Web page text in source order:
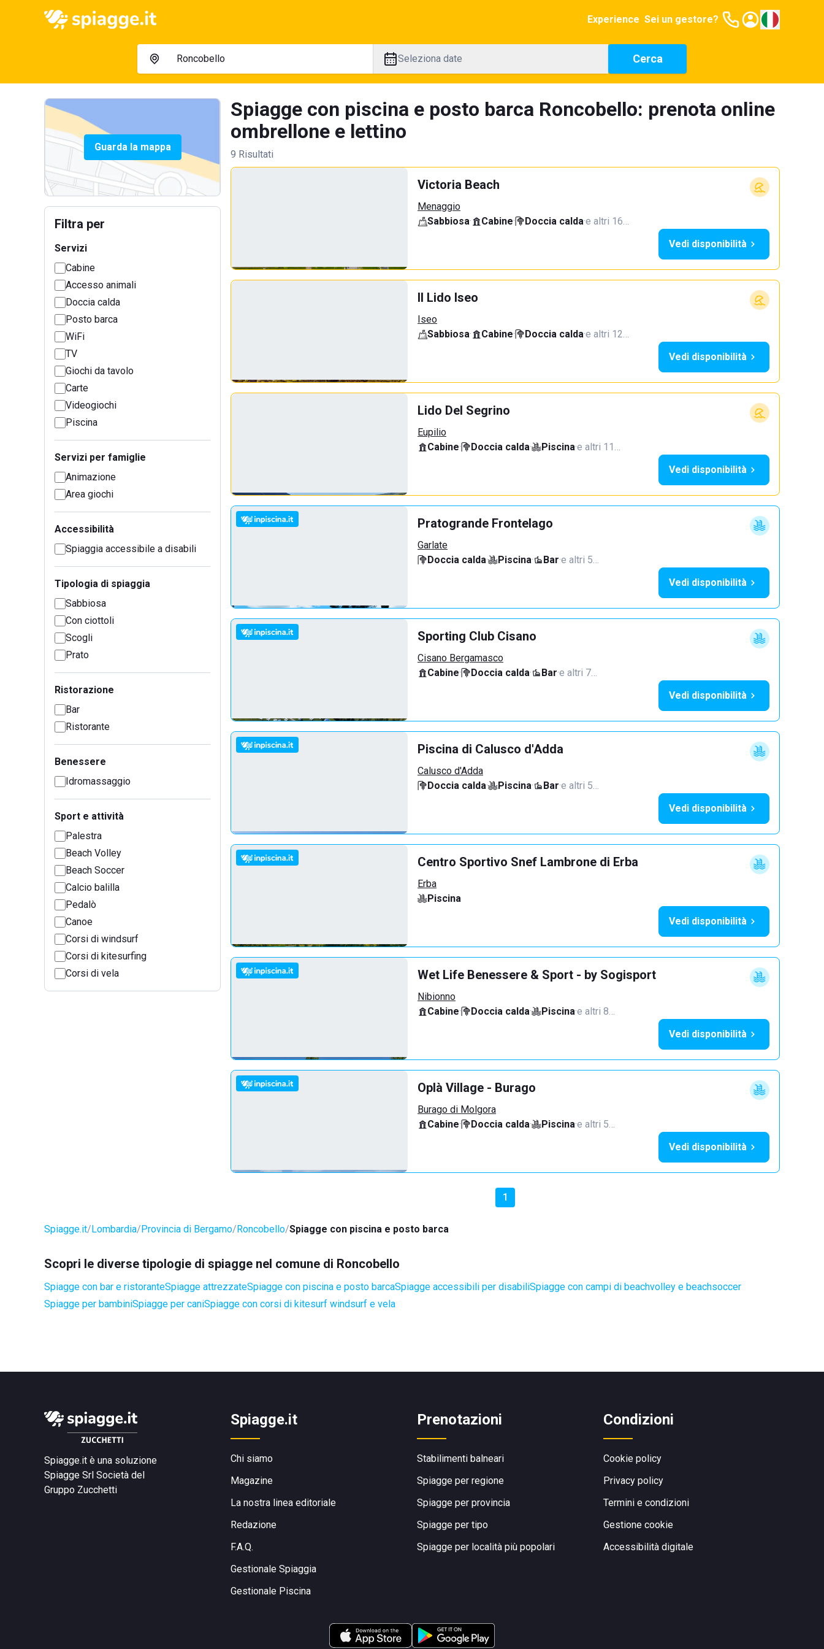
Experience Sei un gestore?
Seleziona date Cerca
Guarda la mappa
Filtra per
Servizi
Cabine
Accesso animali
Doccia calda
Posto barca
WiFi
TV
Giochi da tavolo
Carte
Videogiochi
Piscina
Servizi per famiglie
Animazione
Area giochi
Accessibilità
Spiaggia accessibile a disabili
Tipologia di spiaggia
Sabbiosa
Con ciottoli
Scogli
Prato
Ristorazione
Bar
Ristorante
Benessere
Idromassaggio
Sport e attività
Palestra
Beach Volley
Beach Soccer
Calcio balilla
Pedalò
Canoe
Corsi di windsurf
Corsi di kitesurfing
Corsi di vela
Spiagge con piscina e posto barca Roncobello: prenota online
ombrellone e lettino
9 Risultati
Victoria Beach
Menaggio
Sabbiosa· Cabine· Doccia calda·e altri 16…
Vedi disponibilità
Il Lido Iseo
Iseo
Sabbiosa· Cabine· Doccia calda·e altri 12…
Vedi disponibilità
Lido Del Segrino
Eupilio
Cabine· Doccia calda· Piscina·e altri 11…
Vedi disponibilità
Pratogrande Frontelago
Garlate
Doccia calda· Piscina· Bar·e altri 5…
Vedi disponibilità
Sporting Club Cisano
Cisano Bergamasco
Cabine· Doccia calda· Bar·e altri 7…
Vedi disponibilità
Piscina di Calusco d'Adda
Calusco d'Adda
Doccia calda· Piscina· Bar·e altri 5…
Vedi disponibilità
Centro Sportivo Snef Lambrone di Erba
Erba
Piscina
Vedi disponibilità
Wet Life Benessere & Sport - by Sogisport
Nibionno
Cabine· Doccia calda· Piscina·e altri 8…
Vedi disponibilità
Oplà Village - Burago
Burago di Molgora
Cabine· Doccia calda· Piscina·e altri 5…
Vedi disponibilità
1
Spiagge.it Lombardia Provincia di Bergamo Roncobello Spiagge con piscina e posto barca
Scopri le diverse tipologie di spiagge nel comune di Roncobello
Spiagge con bar e ristoranteSpiagge attrezzateSpiagge con piscina e posto barcaSpiagge accessibili per disabiliSpiagge con campi di beachvolley e beachsoccer
Spiagge per bambiniSpiagge per caniSpiagge con corsi di kitesurf windsurf e vela
Spiagge.it è una soluzione
Spiagge Srl Società del
Gruppo Zucchetti
Spiagge.it
Chi siamo
Magazine
La nostra linea editoriale
Redazione
F.A.Q.
Gestionale Spiaggia
Gestionale Piscina
Prenotazioni
Stabilimenti balneari
Spiagge per regione
Spiagge per provincia
Spiagge per tipo
Spiagge per località più popolari
Condizioni
Cookie policy
Privacy policy
Termini e condizioni
Gestione cookie
Accessibilità digitale